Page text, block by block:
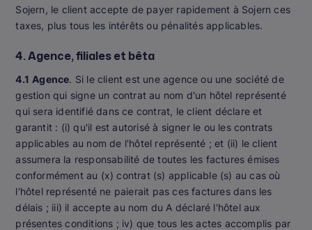
Sojern, le client accepte de payer rapidement à Sojern ces
taxes, plus tous les intérêts ou pénalités applicables.
4. Agence, filiales et bêta
4.1 Agence. Si le client est une agence ou une société de
gestion qui signe un contrat au nom d'un hôtel représenté
qui sera identifié dans ce contrat, le client déclare et
garantit : (i) qu'il est autorisé à signer le ou les contrats
applicables au nom de l'hôtel représenté ; et (ii) le client
assumera la responsabilité de toutes les factures émises
conformément au (x) contrat (s) applicable (s) au cas où
l'hôtel représenté ne paierait pas ces factures dans les
délais ; iii) il accepte au nom du A déclaré l'hôtel aux
présentes conditions ; iv) que tous les actes accomplis par